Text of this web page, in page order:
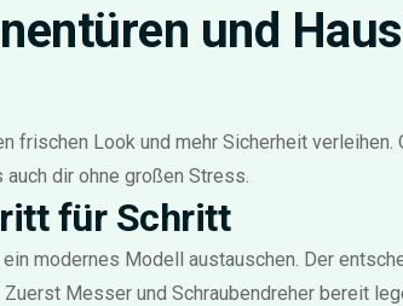
und
frischen Look und mehr Sicherheit
dir ohne großen Stress.
für Schritt
modernes Modell austauschen. Der
Messer und Schraubendreher bereit